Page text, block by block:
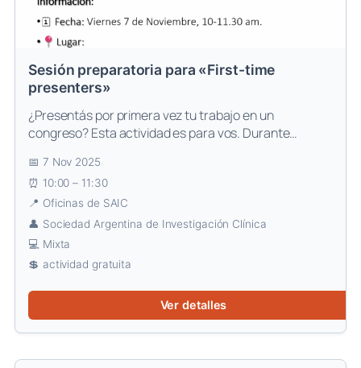
Sesión preparatoria para «First-time
presenters»
¿Presentás por primera vez tu trabajo en un
congreso? Esta actividad es para vos. Durante…
7 Nov 2025
10:00 – 11:30
Oficinas de SAIC
Sociedad Argentina de Investigación Clínica
Mixta
actividad gratuita
Ver detalles